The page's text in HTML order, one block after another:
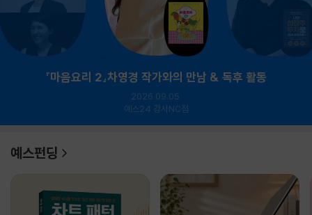
『마음요리 2』차영경 작가와의 만남 & 독후 활동
2026.09.05.
예스24 강서NC점
예스펀딩